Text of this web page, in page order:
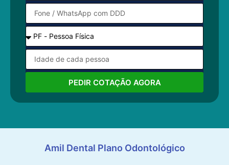
PEDIR COTAÇÃO AGORA
Amil Dental Plano Odontológico